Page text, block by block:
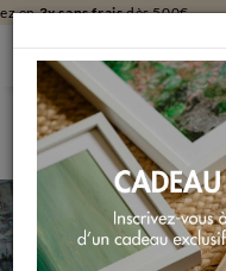
ARTISTES SKACHKOV
Skachkov Victor | Artiste